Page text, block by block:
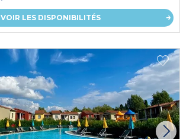
VOIR LES DISPONIBILITÉS